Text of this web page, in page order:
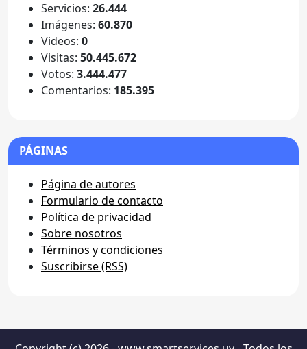
Servicios: 26.444
Imágenes: 60.870
Videos: 0
Visitas: 50.445.672
Votos: 3.444.477
Comentarios: 185.395
PÁGINAS
Página de autores
Formulario de contacto
Política de privacidad
Sobre nosotros
Términos y condiciones
Suscribirse (RSS)